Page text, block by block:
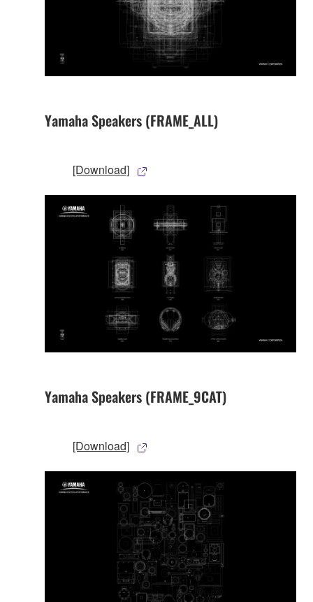
Yamaha Speakers (FRAME_ALL)
[Download]
Yamaha Speakers (FRAME_9CAT)
[Download]